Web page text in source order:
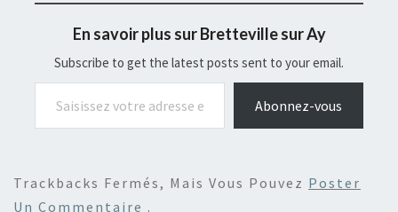
En savoir plus sur Bretteville sur Ay
Subscribe to get the latest posts sent to your email.
Saisissez votre adresse e-mail…
Abonnez-vous
Trackbacks Fermés, Mais Vous Pouvez Poster
Un Commentaire .